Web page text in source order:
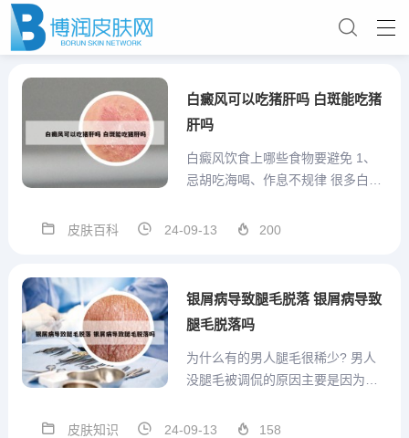
白癜风可以吃猪肝吗 白斑能吃猪
肝吗
白癜风饮食上哪些食物要避免 1、
忌胡吃海喝、作息不规律 很多白癜
就是啤酒小龙虾，这种饮食习惯是
细胞合成障碍。其中以铜和锌对白
皮肤百科 24-09-13 200
银屑病导致腿毛脱落 银屑病导致
腿毛脱落吗
为什么有的男人腿毛很稀少? 男人
没腿毛被调侃的原因主要是因为雄
些文化中被视为不够男性化或缺乏
皮肤知识 24-09-13 158